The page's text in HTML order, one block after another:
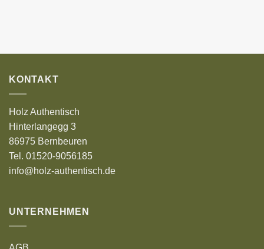
KONTAKT
Holz Authentisch
Hinterlangegg 3
86975 Bernbeuren
Tel. 01520-9056185
info@holz-authentisch.de
UNTERNEHMEN